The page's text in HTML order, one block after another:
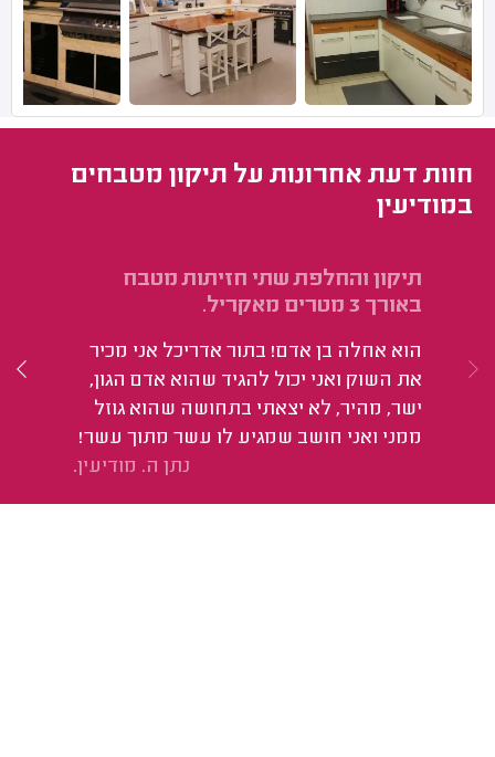
חוות דעת אחרונות על תיקון מטבחים
במודיעין
תיקון והחלפת שתי חזיתות מטבח
באורך 3 מטרים מאקריל.
הוא אחלה בן אדם! בתור אדריכל אני מכיר
את השוק ואני יכול להגיד שהוא אדם הגון,
ישר, מהיר, לא יצאתי בתחושה שהוא גוזל
ממני ואני חושב שמגיע לו עשר מתוך עשר!
נתן ה. מודיעין.